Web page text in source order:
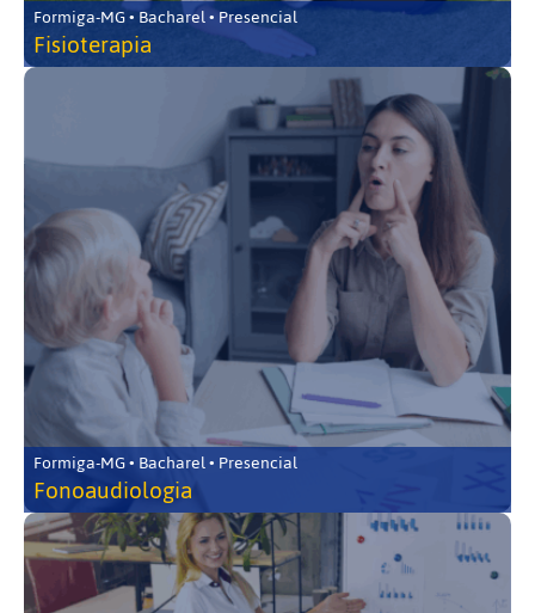
Formiga-MG • Bacharel • Presencial
Fisioterapia
Formiga-MG • Bacharel • Presencial
Fonoaudiologia